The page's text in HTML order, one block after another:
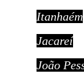
Itanhaém
Jacareí
João